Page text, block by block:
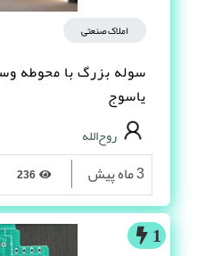
املاک صنعتی
سوله بزرگ با محوطه
یاسوج
روح‌الله
3 ماه پیش
1